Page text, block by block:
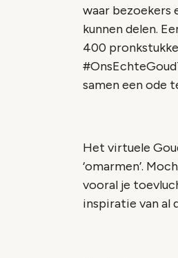
waar bezoekers
kunnen delen.
400
samen een ode
Het virtuele
‘omarmen’.
vooral je
inspiratie van al